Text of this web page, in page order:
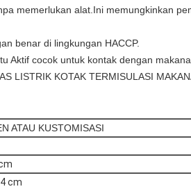
memerlukan alat.Ini memungkinkan
benar di lingkungan HACCP.
Aktif cocok untuk kontak dengan
LISTRIK KOTAK TERMISULASI
ATAU KUSTOMISASI
cm